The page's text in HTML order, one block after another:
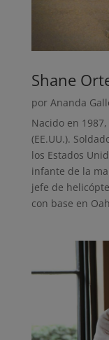
Shane
por Ananda
Nacido en
(EE.UU.).
los Estados
infante de la
jefe de
con base en